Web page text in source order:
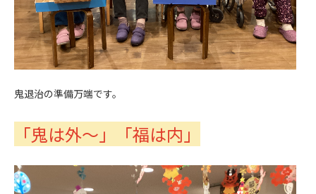
鬼退治の準備万端です。
「鬼は外～」「福は内」